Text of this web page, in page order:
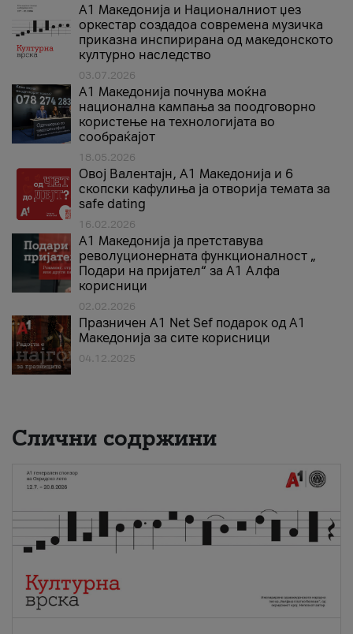
А1 Македонија и Националниот џез
оркестар создадоа современа музичка
приказна инспирирана од македонското
културно наследство
03.07.2026
A1 Македонија почнува моќна
национална кампања за поодговорно
користење на технологијата во
сообраќајот
18.05.2026
Овој Валентајн, A1 Македонија и 6
скопски кафулиња ја отворија темата за
safe dating
16.02.2026
А1 Македонија ја претставува
револуционерната функционалност „
Подари на пријател“ за А1 Алфа
корисници
02.02.2026
Празничен A1 Net Sеf подарок од А1
Македонија за сите корисници
04.12.2025
Слични содржини